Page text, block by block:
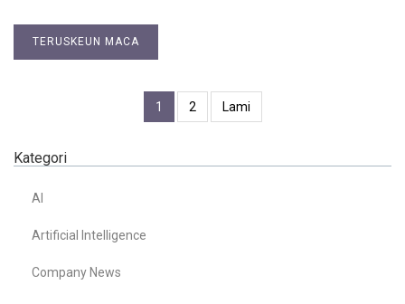
TERUSKEUN MACA
1 2 Lami
Kategori
AI
Artificial Intelligence
Company News